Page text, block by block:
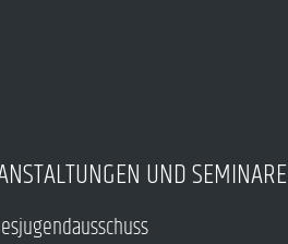
UND SEMINARE